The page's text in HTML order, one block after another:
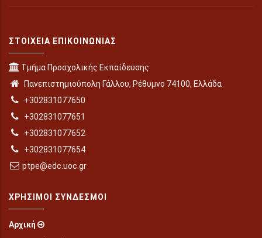
ΣΤΟΙΧΕΊΑ ΕΠΙΚΟΙΝΩΝΊΑΣ
Τμήμα Προσχολικής Εκπαίδευσης
Πανεπιστημιούπολη Γάλλου, Ρέθυμνο 74100, Ελλάδα
+302831077650
+302831077651
+302831077652
+302831077654
ptpe@edc.uoc.gr
ΧΡΉΣΙΜΟΙ ΣΎΝΔΕΣΜΟΙ
Αρχική